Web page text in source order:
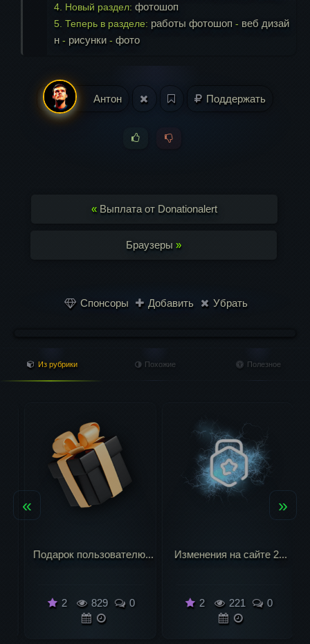
4. Новый раздел: фотошоп
5. Теперь в разделе: работы фотошоп ‐ веб дизай
н ‐ рисунки ‐ фото
Антон Поддержать
«Выплата от Donationalert
Браузеры »
Спонсоры Добавить Убрать
Из рубрики Похожие Полезное
Подарок пользователю...
2 829 0
Изменения на сайте 2...
2 221 0
« »